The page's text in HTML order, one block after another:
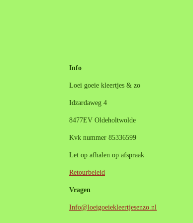
Info
Loei goeie kleertjes & zo
Idzardaweg 4
8477EV Oldeholtwolde
Kvk nummer 85336599
Let op afhalen op afspraak
Retourbeleid
Vragen
Info@loeigoeiekleertjesenzo.nl